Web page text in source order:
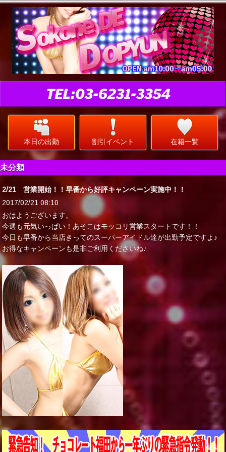
本日の出勤 割引イベント 在籍一覧
未分類
2/21 営業開始！！早番から好評キャンペーン実施中！！
2017/02/21 08:10
おはようございます。
今週も元気いっぱい！あそこはモッコリ営業スタートです！！
今日も早番から当店きってのスーパーアイドル達が出勤予定ですよ♪
お得なキャンペーンも是非ご利用くださいね♪